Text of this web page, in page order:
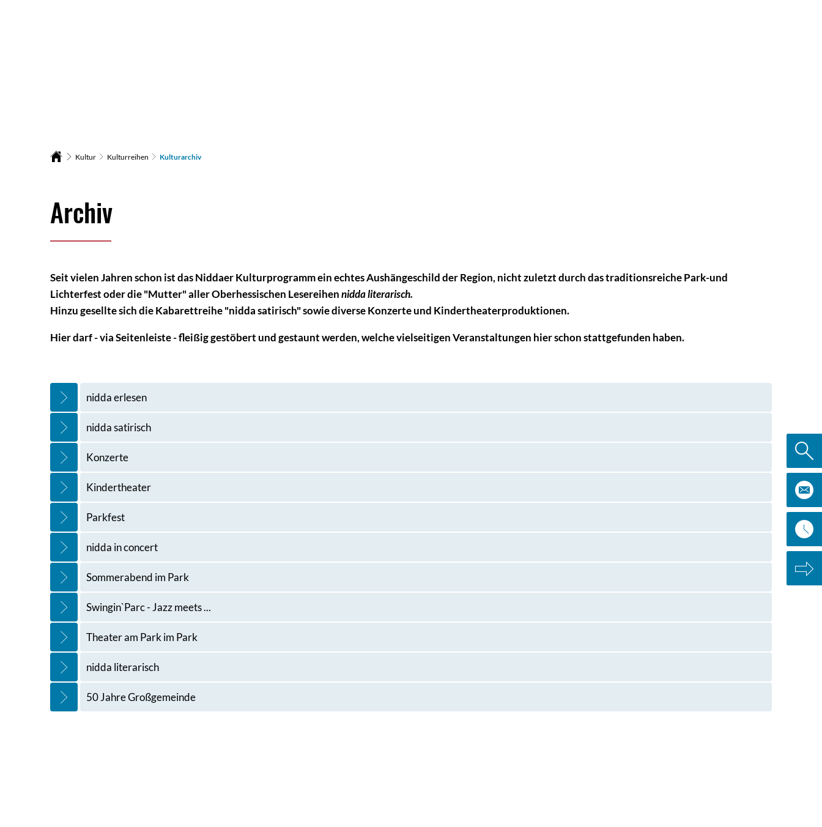
Kultur Kulturreihen Kulturarchiv
Kulturarchiv
Archiv
Seit vielen Jahren schon ist das Niddaer Kulturprogramm ein echtes Aushängeschild der Region, nicht zuletzt durch das traditionsreiche Park-und
Lichterfest oder die "Mutter" aller Oberhessischen Lesereihennidda literarisch.
Hinzu gesellte sich die Kabarettreihe "nidda satirisch" sowie diverse Konzerte und Kindertheaterproduktionen.
Hier darf - via Seitenleiste - fleißig gestöbert und gestaunt werden, welche vielseitigen Veranstaltungen hier schon stattgefunden haben.
nidda erlesen
nidda satirisch
Konzerte
Kindertheater
Parkfest
nidda in concert
Sommerabend im Park
Swingin`Parc - Jazz meets ...
Theater am Park im Park
nidda literarisch
50 Jahre Großgemeinde